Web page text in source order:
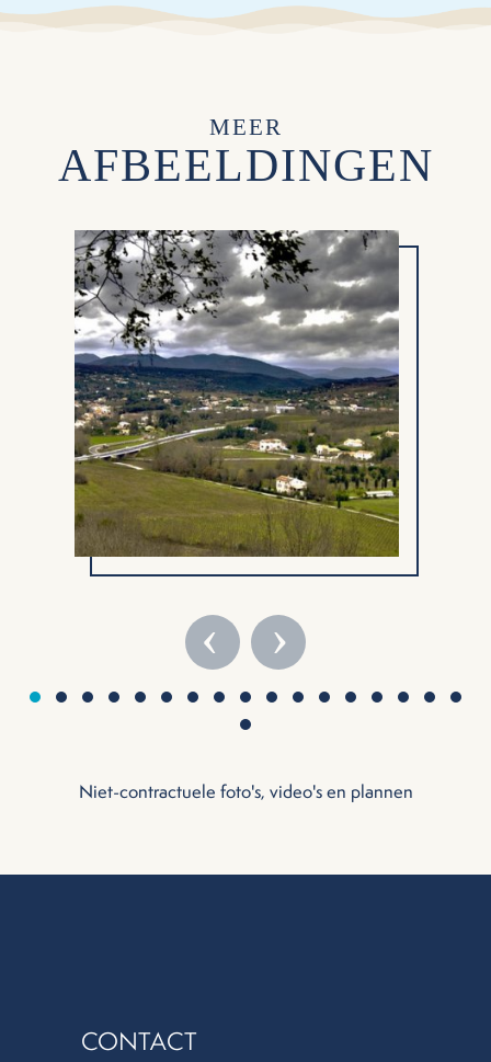
MEER
AFBEELDINGEN
‹ ›
Niet-contractuele foto's, video's en plannen
CONTACT